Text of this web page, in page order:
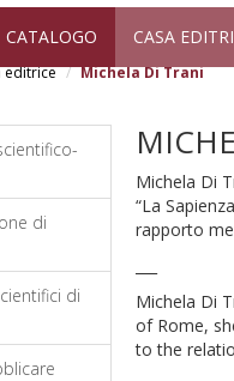
CATALOGO CASA
editrice Michela Di Trani
di
di
Michela Di
“La
rapporto
Michela Di
of Rome,
to the